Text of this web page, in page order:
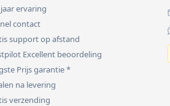
ervaring
contact
support op afstand
Excellent beoordeling
Prijs garantie *
na levering
verzending